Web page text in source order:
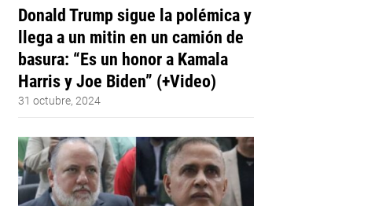
Donald Trump sigue la polémica y
llega a un mitin en un camión de
basura: “Es un honor a Kamala
Harris y Joe Biden” (+Video)
31 octubre, 2024